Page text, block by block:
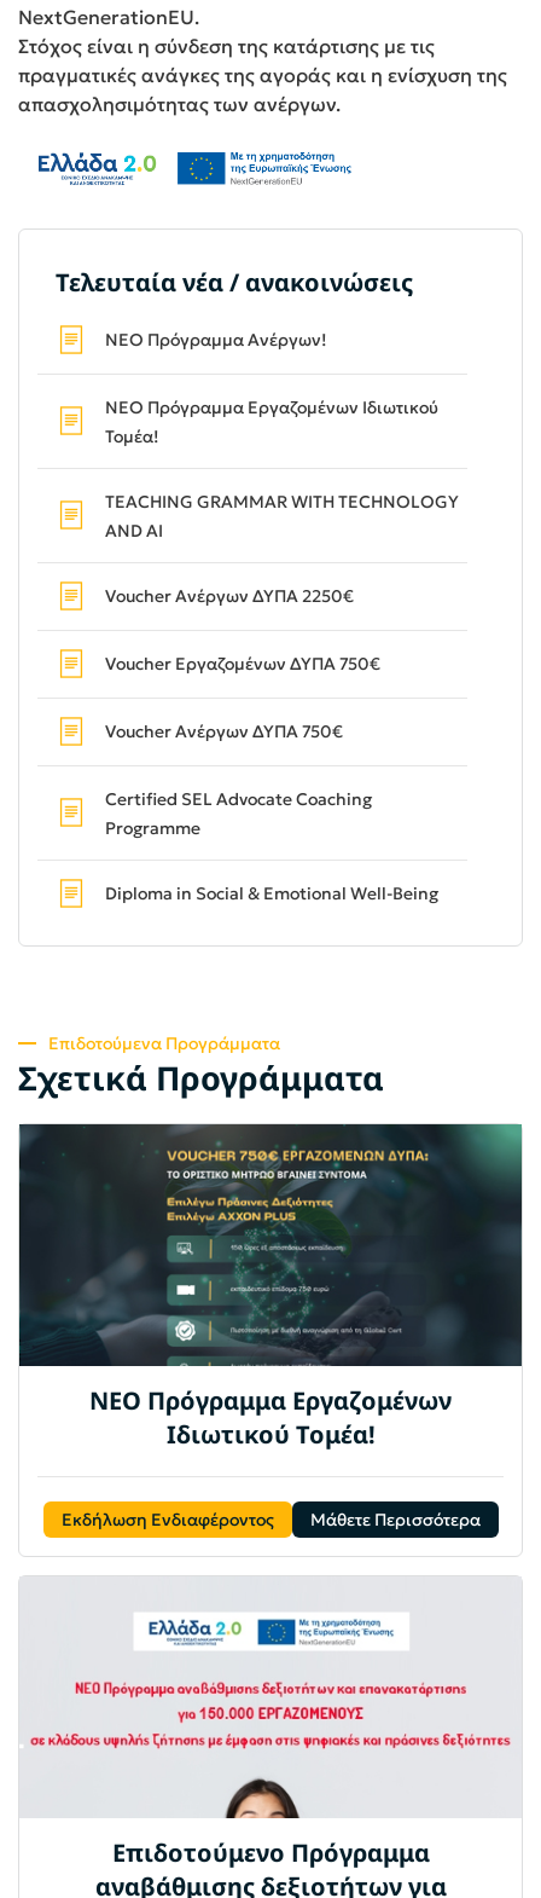
NextGenerationEU.
Στόχος είναι η σύνδεση της κατάρτισης με τις
πραγματικές ανάγκες της αγοράς και η ενίσχυση της
απασχολησιμότητας των ανέργων.
Τελευταία νέα / ανακοινώσεις
ΝΕΟ Πρόγραμμα Ανέργων!
ΝΕΟ Πρόγραμμα Εργαζομένων Ιδιωτικού
Τομέα!
TEACHING GRAMMAR WITH TECHNOLOGY
AND AI
Voucher Ανέργων ΔΥΠΑ 2250€
Voucher Εργαζομένων ΔΥΠΑ 750€
Voucher Ανέργων ΔΥΠΑ 750€
Certified SEL Advocate Coaching
Programme
Diploma in Social & Emotional Well-Being
Επιδοτούμενα Προγράμματα
Σχετικά Προγράμματα
ΝΕΟ Πρόγραμμα Εργαζομένων
Ιδιωτικού Τομέα!
Εκδήλωση Ενδιαφέροντος Μάθετε Περισσότερα
Eπιδοτούμενο Πρόγραμμα
αναβάθμισης δεξιοτήτων για